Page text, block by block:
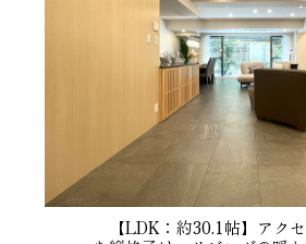
【LDK：約30.1帖】アクセ